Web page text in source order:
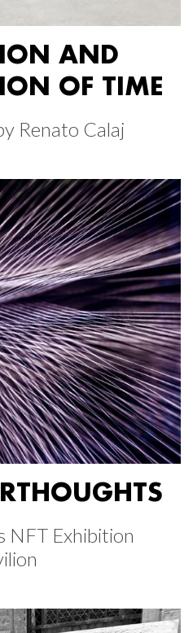
AND
OF TIME
Renato Calaj
NFT Exhibition